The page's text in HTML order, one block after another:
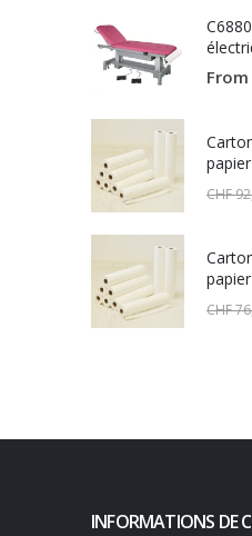
From
CHF
CHF
INFORMATIONS DE